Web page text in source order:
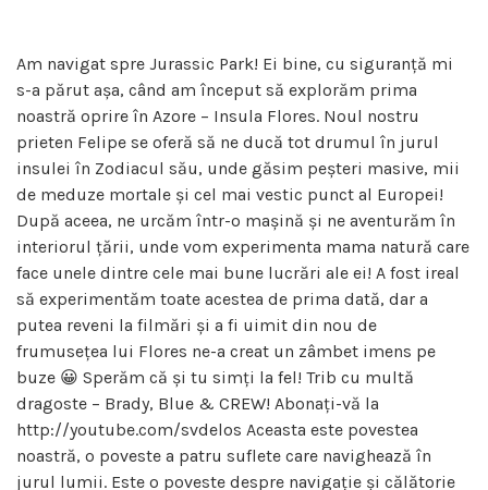
Am navigat spre Jurassic Park! Ei bine, cu siguranță mi
s-a părut așa, când am început să explorăm prima
noastră oprire în Azore – Insula Flores. Noul nostru
prieten Felipe se oferă să ne ducă tot drumul în jurul
insulei în Zodiacul său, unde găsim peșteri masive, mii
de meduze mortale și cel mai vestic punct al Europei!
După aceea, ne urcăm într-o mașină și ne aventurăm în
interiorul țării, unde vom experimenta mama natură care
face unele dintre cele mai bune lucrări ale ei! A fost ireal
să experimentăm toate acestea de prima dată, dar a
putea reveni la filmări și a fi uimit din nou de
frumusețea lui Flores ne-a creat un zâmbet imens pe
buze 😀 Sperăm că și tu simți la fel! Trib cu multă
dragoste – Brady, Blue & CREW! Abonați-vă la
http://youtube.com/svdelos Aceasta este povestea
noastră, o poveste a patru suflete care navighează în
jurul lumii. Este o poveste despre navigație și călătorie